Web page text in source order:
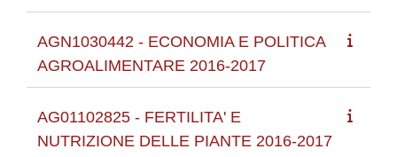
AGN1030442 - ECONOMIA E POLITICA
AGROALIMENTARE 2016-2017
AG01102825 - FERTILITA' E
NUTRIZIONE DELLE PIANTE 2016-2017